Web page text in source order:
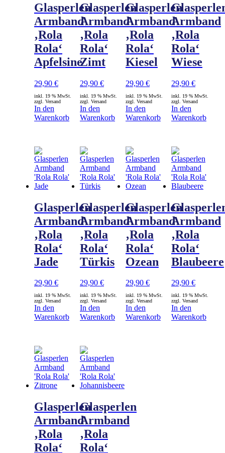
Glasperlen
Armband
‚Rola
Rola‘
Apfelsine
29,90 €
inkl. 19 % MwSt.
zzgl. Versand
In den
Warenkorb
Glasperlen
Armband
‚Rola
Rola‘
Zimt
29,90 €
inkl. 19 % MwSt.
zzgl. Versand
In den
Warenkorb
Glasperlen
Armband
‚Rola
Rola‘
Kiesel
29,90 €
inkl. 19 % MwSt.
zzgl. Versand
In den
Warenkorb
Armband
‚Rola
Rola‘
Wiese
29,90 €
inkl. 19 % MwSt.
zzgl. Versand
In den
Warenkorb
Glasperlen
Armband
‚Rola
Rola‘
Jade
29,90 €
inkl. 19 % MwSt.
zzgl. Versand
In den
Warenkorb
Glasperlen
Armband
‚Rola
Rola‘
Türkis
29,90 €
inkl. 19 % MwSt.
zzgl. Versand
In den
Warenkorb
Glasperlen
Armband
‚Rola
Rola‘
Ozean
29,90 €
inkl. 19 % MwSt.
zzgl. Versand
In den
Warenkorb
Armband
‚Rola
Rola‘
Blaubeere
29,90 €
inkl. 19 % MwSt.
zzgl. Versand
In den
Warenkorb
Glasperlen
Armband
‚Rola
Rola‘
Glasperlen
Armband
‚Rola
Rola‘